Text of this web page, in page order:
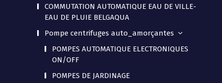
COMMUTATION AUTOMATIQUE EAU DE VILLE-
EAU DE PLUIE BELGAQUA
Pompe centrifuges auto_amorçantes
POMPES AUTOMATIQUE ELECTRONIQUES
ON/OFF
POMPES DE JARDINAGE